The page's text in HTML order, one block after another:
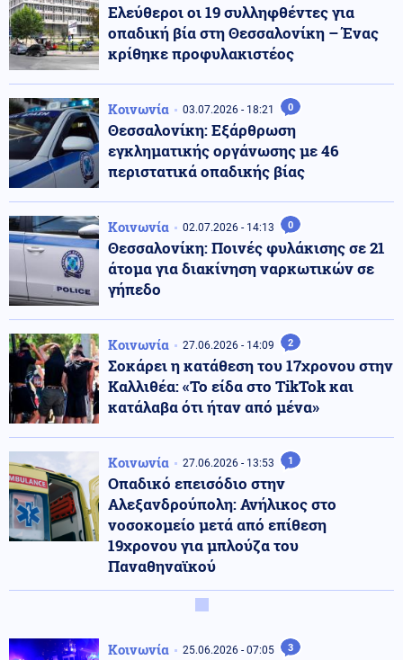
Ελεύθεροι οι 19 συλληφθέντες για
οπαδική βία στη Θεσσαλονίκη – Ένας
κρίθηκε προφυλακιστέος
Κοινωνία 03.07.2026 - 18:21 0
Θεσσαλονίκη: Εξάρθρωση
εγκληματικής οργάνωσης με 46
περιστατικά οπαδικής βίας
Κοινωνία 02.07.2026 - 14:13 0
Θεσσαλονίκη: Ποινές φυλάκισης σε 21
άτομα για διακίνηση ναρκωτικών σε
γήπεδο
Κοινωνία 27.06.2026 - 14:09 2
Σοκάρει η κατάθεση του 17χρονου στην
Καλλιθέα: «Το είδα στο TikTok και
κατάλαβα ότι ήταν από μένα»
Κοινωνία 27.06.2026 - 13:53 1
Οπαδικό επεισόδιο στην
Αλεξανδρούπολη: Ανήλικος στο
νοσοκομείο μετά από επίθεση
19χρονου για μπλούζα του
Παναθηναϊκού
Κοινωνία 25.06.2026 - 07:05 3